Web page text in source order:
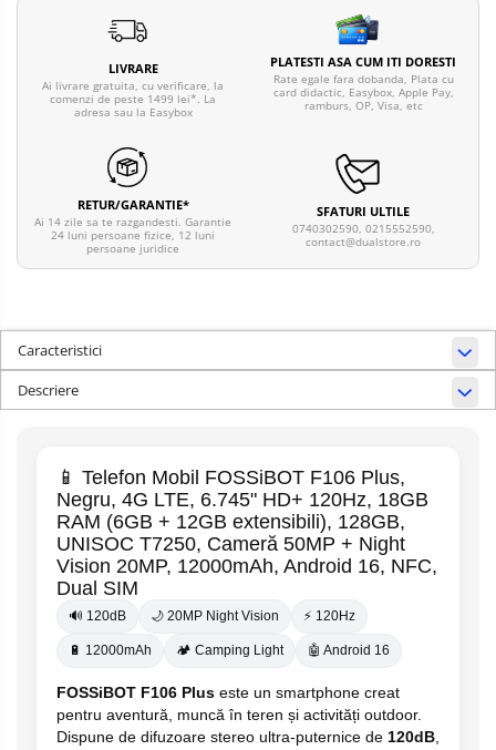
LIVRARE
Ai livrare gratuita, cu verificare, la
comenzi de peste 1499 lei*. La
adresa sau la Easybox
PLATESTI ASA CUM ITI DORESTI
Rate egale fara dobanda, Plata cu
card didactic, Easybox, Apple Pay,
ramburs, OP, Visa, etc
RETUR/GARANTIE*
Ai 14 zile sa te razgandesti. Garantie
24 luni persoane fizice, 12 luni
persoane juridice
SFATURI ULTILE
0740302590, 0215552590,
contact@dualstore.ro
Caracteristici
Descriere
📱 Telefon Mobil FOSSiBOT F106 Plus,
Negru, 4G LTE, 6.745" HD+ 120Hz, 18GB
RAM (6GB + 12GB extensibili), 128GB,
UNISOC T7250, Cameră 50MP + Night
Vision 20MP, 12000mAh, Android 16, NFC,
Dual SIM
🔊 120dB 🌙 20MP Night Vision ⚡ 120Hz
🔋 12000mAh 🏕️ Camping Light 🤖 Android 16
FOSSiBOT F106 Plus este un smartphone creat
pentru aventură, muncă în teren și activități outdoor.
Dispune de difuzoare stereo ultra-puternice de 120dB